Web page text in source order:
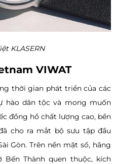
KLASERN
VIWAT
thời gian phát triển của các
hào dân tộc và mong muốn
đồng hồ chất lượng cao, bền
cho ra mắt bộ sưu tập đầu
Gòn. Trên nền mặt số, hãng
Thành quen thuộc, kích